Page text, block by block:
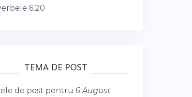
6:20
TEMA DE POST
de post pentru 6 August